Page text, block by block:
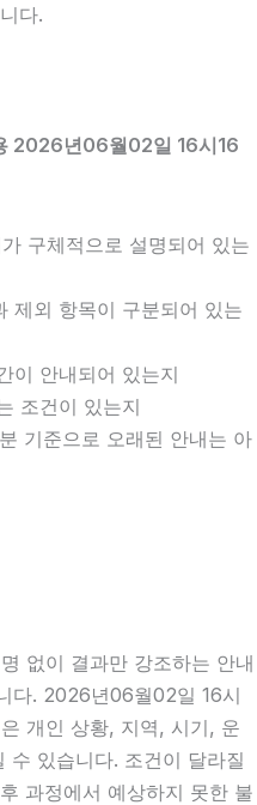
다.
2026년06월02일 16시16
구체적으로 설명되어 있는
제외 항목이 구분되어 있는
이 안내되어 있는지
조건이 있는지
기준으로 오래된 안내는 아
없이 결과만 강조하는 안내
다. 2026년06월02일 16시
개인 상황, 지역, 시기, 운
수 있습니다. 조건이 달라질
과정에서 예상하지 못한 불